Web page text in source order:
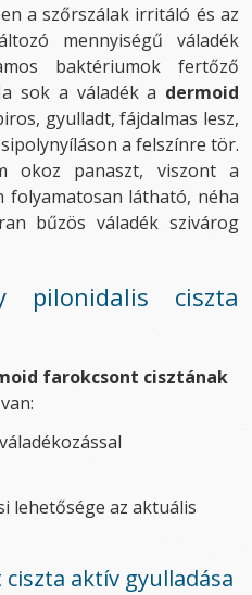
a szőrszálak irritáló és az
mennyiségű váladék
baktériumok fertőző
sok a váladék a dermoid
gyulladt, fájdalmas lesz,
a felszínre tör.
okoz panaszt, viszont a
folyamatosan látható, néha
bűzös váladék szivárog
pilonidalis ciszta
farokcsont cisztának
lehetősége az aktuális
aktív gyulladása